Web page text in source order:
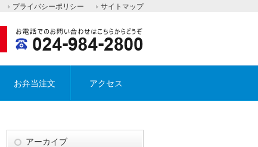
プライバシーポリシー サイトマップ
お弁当注文 アクセス
アーカイブ